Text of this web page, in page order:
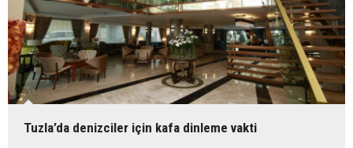
Tuzla’da denizciler için kafa dinleme vakti